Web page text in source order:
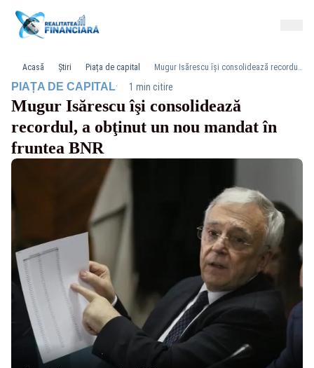
Acasă Știri Piața de capital Mugur Isărescu îşi consolidează recordul, a obţinut un nou mandat în fruntea BNR
PIAȚA DE CAPITAL· 1 min citire
Mugur Isărescu îşi consolidează
recordul, a obţinut un nou mandat în
fruntea BNR